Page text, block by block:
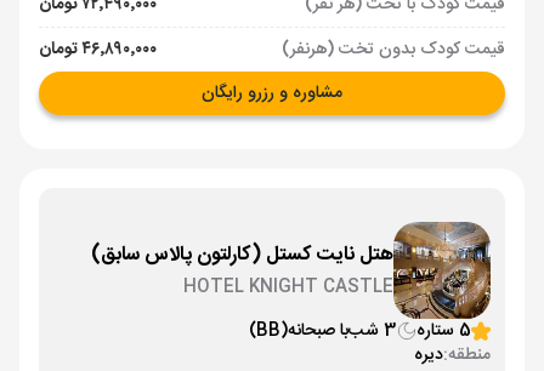
قیمت کودک بدون تخت (هرنفر)
۴۶٬۸۹۰٬۰۰۰ تومان
مشاوره و رزرو رایگان
هتل نایت کستل (کارلتون پالاس سابق)
HOTEL KNIGHT CASTLE
5 ستاره
3 شب با صبحانه(BB)
منطقه:دیره